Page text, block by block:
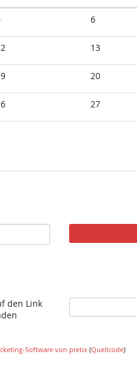
6
13
20
27
den Link
Software von pretix(Quellcode)